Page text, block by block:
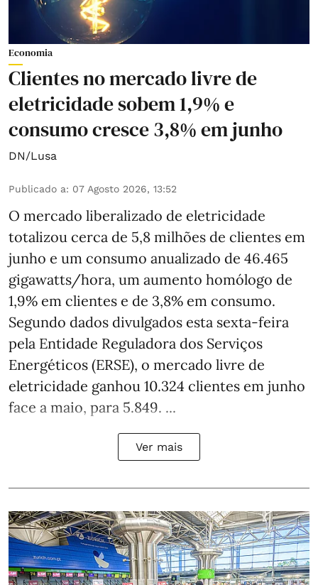
Economia
Clientes no mercado livre de
eletricidade sobem 1,9% e
consumo cresce 3,8% em junho
DN/Lusa
Publicado a: 07 Agosto 2026, 13:52
O mercado liberalizado de eletricidade
totalizou cerca de 5,8 milhões de clientes em
junho e um consumo anualizado de 46.465
gigawatts/hora, um aumento homólogo de
1,9% em clientes e de 3,8% em consumo.
Segundo dados divulgados esta sexta-feira
pela Entidade Reguladora dos Serviços
Energéticos (ERSE), o mercado livre de
eletricidade ganhou 10.324 clientes em junho
face a maio, para 5.849. ...
Ver mais